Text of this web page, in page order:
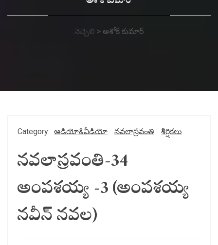
నెచ్చెలి > అశోక్ కుమార్
Category: ఆడియో&వీడియో నవలాస్రవంతి శీర్షికలు
నవలాస్రవంతి-34
అంపశయ్య -3 (అంపశయ్య
నవీన్ నవల)